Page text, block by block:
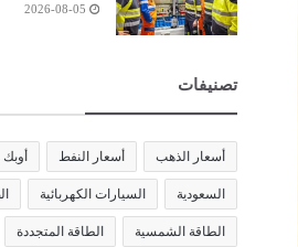
2026-08-05
تصنيفات
أسعار الذهب أسعار النفط أوبك
السعودية السيارات الكهربائية
الطاقة الشمسية الطاقة المتجددة